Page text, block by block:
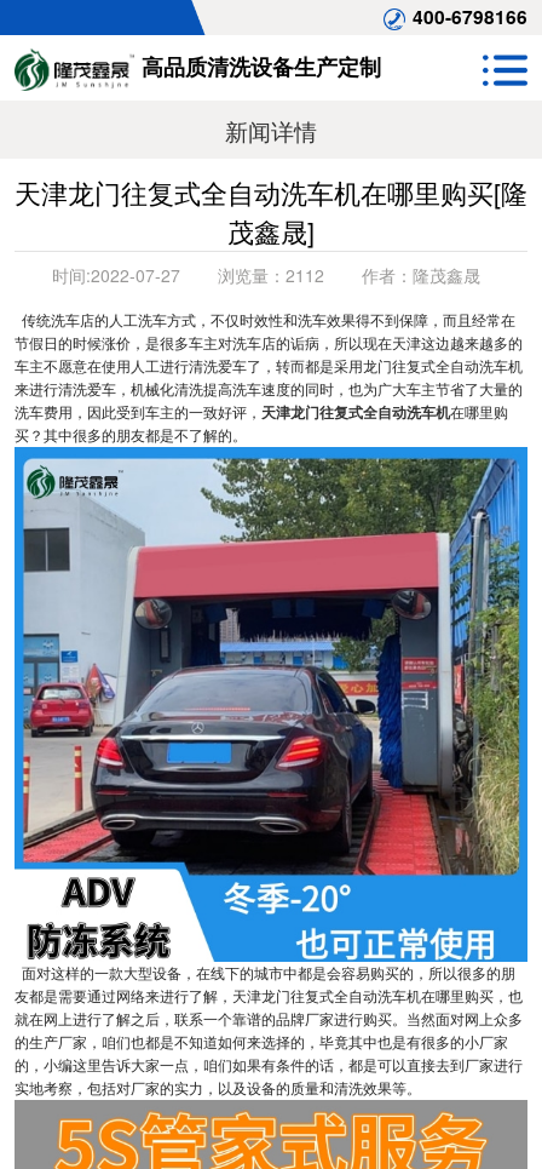
400-6798166
高品质清洗设备生产定制
新闻详情
天津龙门往复式全自动洗车机在哪里购买[隆
茂鑫晟]
时间:2022-07-27 浏览量： 2112 作者： 隆茂鑫晟
传统洗车店的人工洗车方式，不仅时效性和洗车效果得不到保障，而且经常在
节假日的时候涨价，是很多车主对洗车店的诟病，所以现在天津这边越来越多的
车主不愿意在使用人工进行清洗爱车了，转而都是采用龙门往复式全自动洗车机
来进行清洗爱车，机械化清洗提高洗车速度的同时，也为广大车主节省了大量的
洗车费用，因此受到车主的一致好评， 天津龙门往复式全自动洗车机在哪里购
买？其中很多的朋友都是不了解的。
面对这样的一款大型设备，在线下的城市中都是会容易购买的，所以很多的朋
友都是需要通过网络来进行了解，天津龙门往复式全自动洗车机在哪里购买，也
就在网上进行了解之后，联系一个靠谱的品牌厂家进行购买。当然面对网上众多
的生产厂家，咱们也都是不知道如何来选择的，毕竟其中也是有很多的小厂家
的，小编这里告诉大家一点，咱们如果有条件的话，都是可以直接去到厂家进行
实地考察，包括对厂家的实力，以及设备的质量和清洗效果等。